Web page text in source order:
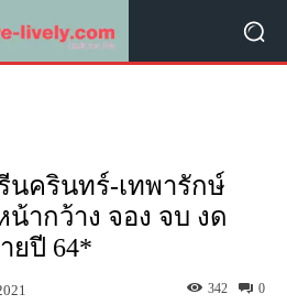
นครินทร์-เทพารักษ์
ากว้าง จอง จบ งด
ยปี 64*
0
342